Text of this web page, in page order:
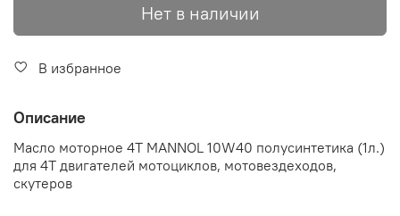
Нет в наличии
В избранное
Описание
Масло моторное 4T MANNOL 10W40 полусинтетика (1л.)
для 4Т двигателей мотоциклов, мотовездеходов,
скутеров